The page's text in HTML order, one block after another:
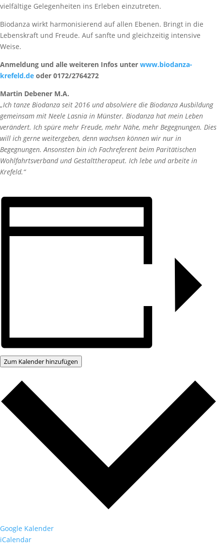
vielfältige Gelegenheiten ins Erleben einzutreten.
Biodanza wirkt harmonisierend auf allen Ebenen. Bringt in die
Lebenskraft und Freude. Auf sanfte und gleichzeitig intensive
Weise.
Anmeldung und alle weiteren Infos unter www.biodanza-
krefeld.de oder 0172/2764272
Martin Debener M.A.
„Ich tanze Biodanza seit 2016 und absolviere die Biodanza Ausbildung
gemeinsam mit Neele Lasnia in Münster. Biodanza hat mein Leben
verändert. Ich spüre mehr Freude, mehr Nähe, mehr Begegnungen. Dies
will ich gerne weitergeben, denn wachsen können wir nur in
Begegnungen. Ansonsten bin ich Fachreferent beim Paritätischen
Wohlfahrtsverband und Gestalttherapeut. Ich lebe und arbeite in
Krefeld.“
Zum Kalender hinzufügen
Google Kalender
iCalendar